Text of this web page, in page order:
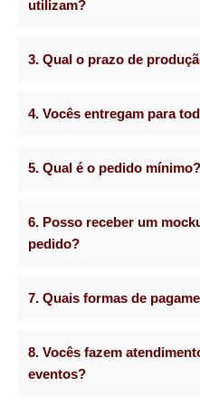
utilizam?
3. Qual o prazo de
4. Vocês entregam para
5. Qual é o pedido mínimo?
6. Posso receber um
pedido?
7. Quais formas de
8. Vocês fazem
eventos?